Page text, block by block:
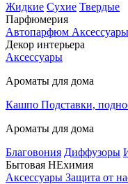
Жидкие Сухие Твердые
Парфюмерия
Автопарфюм Аксессуары
Декор интерьера
Аксессуары
Ароматы для дома
Кашпо Подставки,
Ароматы для дома
Благовония Диффузоры
Бытовая НЕхимия
Аксессуары Защита от